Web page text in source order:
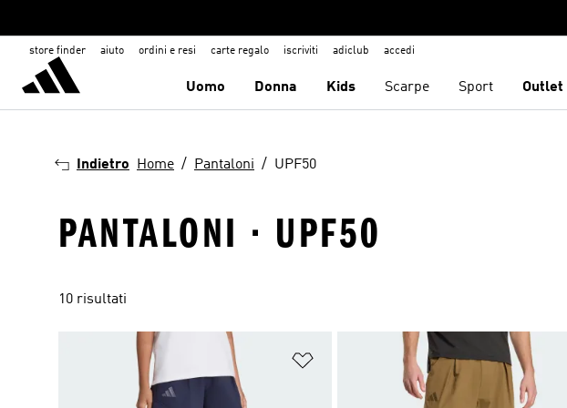
store finder aiuto ordini e resi carte regalo iscriviti adiclub accedi
Uomo Donna Kids Scarpe Sport Outlet
Indietro Home Pantaloni UPF50
PANTALONI · UPF50
10 risultati
Aggiungi alla lista dei desideri